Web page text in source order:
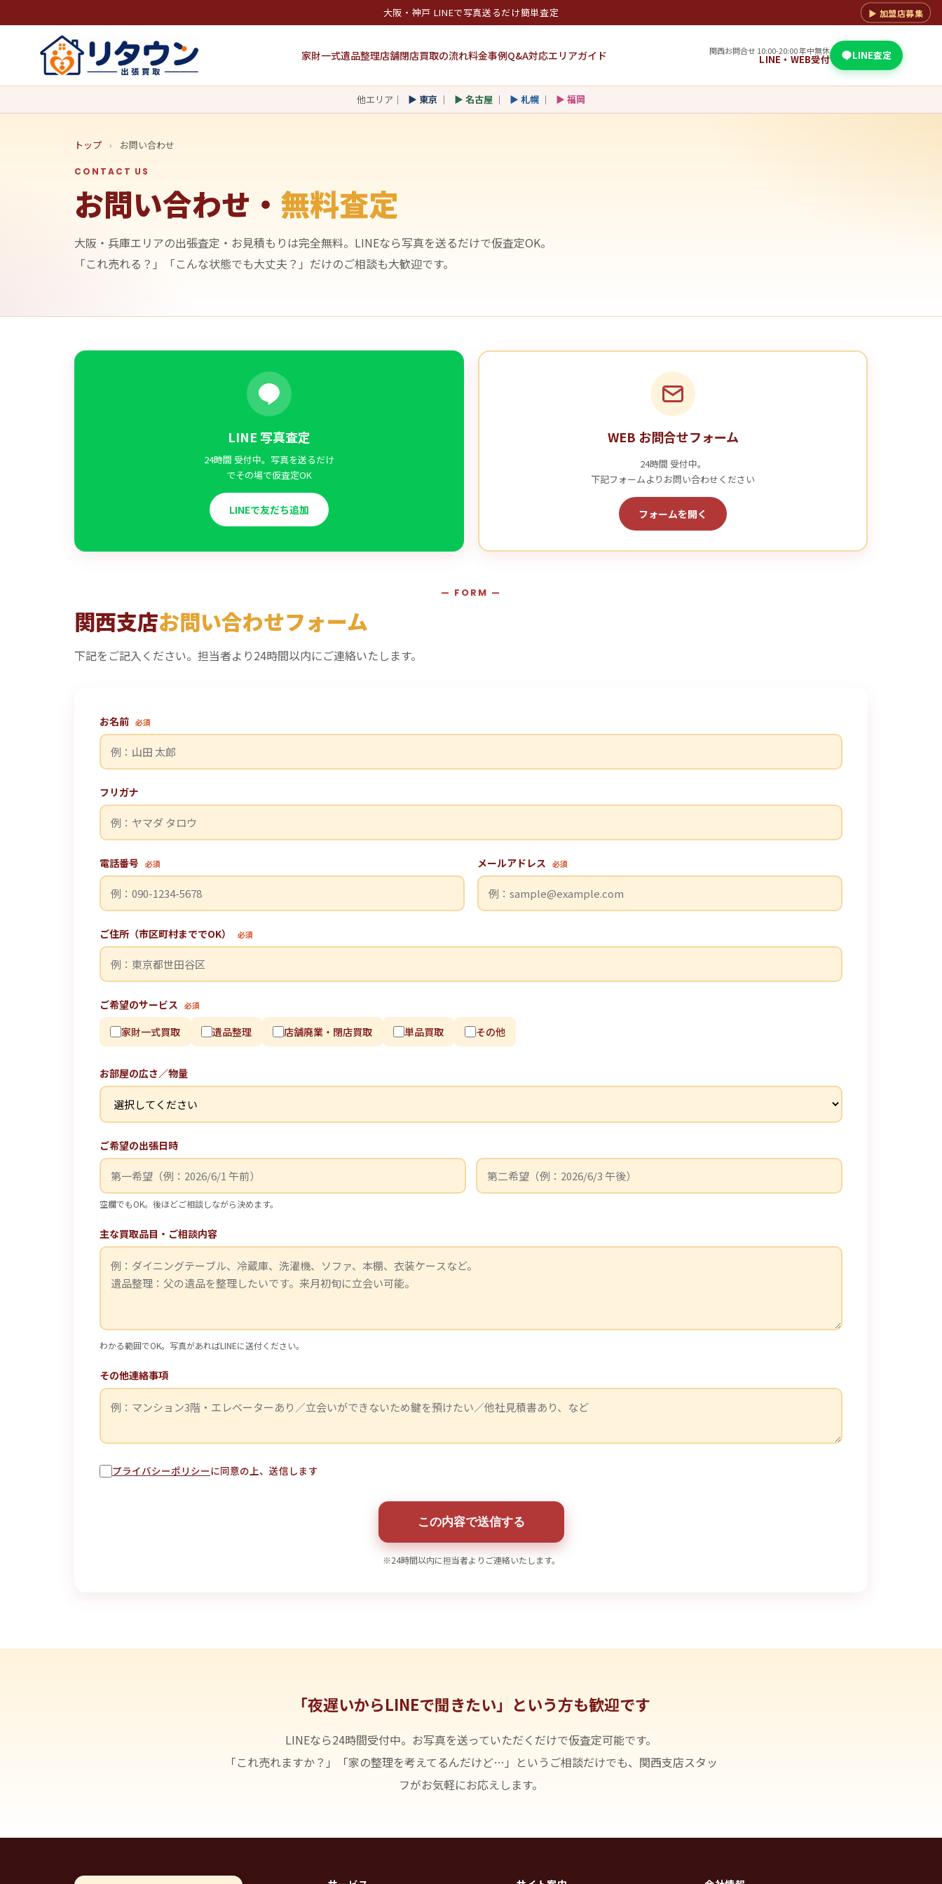
大阪・神戸 LINEで写真送るだけ簡単査定 ▶ 加盟店募集
家財一式遺品整理店舗閉店買取の流れ料金事例Q&A対応エリアガイド 関西お問合せ 10:00-20:00 年中無休
LINE・WEB受付 LINE査定
他エリア｜ ▶ 東京 ｜ ▶ 名古屋 ｜ ▶ 札幌 ｜ ▶ 福岡
トップ › お問い合わせ
CONTACT US
お問い合わせ・ 無料査定
大阪・兵庫エリアの出張査定・お見積もりは完全無料。LINEなら写真を送るだけで仮査定OK。
「これ売れる？」「こんな状態でも大丈夫？」だけのご相談も大歓迎です。
LINE 写真査定
24時間 受付中。写真を送るだけ
でその場で仮査定OK
LINEで友だち追加
WEB お問合せフォーム
24時間 受付中。
下記フォームよりお問い合わせください
フォームを開く
— FORM —
関西支店お問い合わせフォーム
下記をご記入ください。担当者より24時間以内にご連絡いたします。
お名前 必須
フリガナ
電話番号 必須 メールアドレス 必須
ご住所（市区町村まででOK） 必須
ご希望のサービス 必須
家財一式買取 遺品整理 店舗廃業・閉店買取 単品買取 その他
お部屋の広さ／物量
ご希望の出張日時
空欄でもOK。後ほどご相談しながら決めます。
主な買取品目・ご相談内容
わかる範囲でOK。写真があればLINEに送付ください。
その他連絡事項
プライバシーポリシーに同意の上、送信します
この内容で送信する
※24時間以内に担当者よりご連絡いたします。
「夜遅いからLINEで聞きたい」という方も歓迎です
LINEなら24時間受付中。お写真を送っていただくだけで仮査定可能です。
「これ売れますか？」「家の整理を考えてるんだけど…」というご相談だけでも、関西支店スタッ
フがお気軽にお応えします。